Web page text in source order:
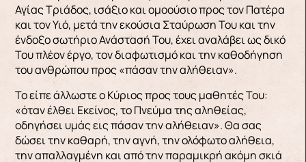
Αγίας Τριάδος, ισάξιο και ομοούσιο προς τον Πατέρα
και τον Υιό, μετά την εκούσια Σταύρωση Του και την
ένδοξο σωτήριο Ανάστασή Του, έχει αναλάβει ως δικό
Του πλέον έργο, τον διαφωτισμό και την καθοδήγηση
του ανθρώπου προς «πάσαν την αλήθειαν».
Το είπε άλλωστε ο Κύριος προς τους μαθητές Του:
«όταν έλθει Εκείνος, το Πνεύμα της αληθείας,
οδηγήσει υμάς εις πάσαν την αλήθειαν». Θα σας
δώσει την καθαρή, την αγνή, την ολόφωτο αλήθεια,
την απαλλαγμένη και από την παραμικρή ακόμη σκιά